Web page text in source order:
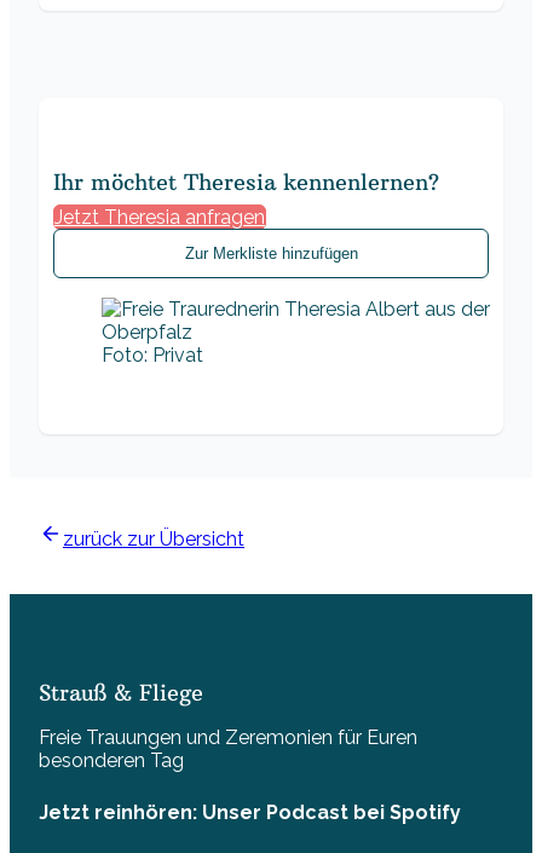
Ihr möchtet Theresia kennenlernen?
Jetzt Theresia anfragen
Zur Merkliste hinzufügen
Foto: Privat
zurück zur Übersicht
Strauß & Fliege
Freie Trauungen und Zeremonien für Euren
besonderen Tag
Jetzt reinhören: Unser Podcast bei Spotify